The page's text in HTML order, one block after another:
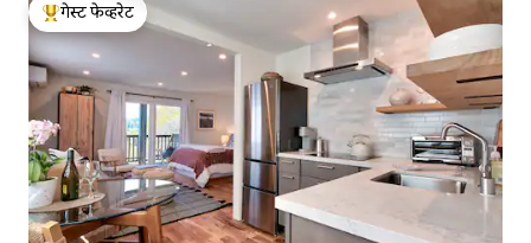
टॉप गेस्ट फेव्हरेट
गेस्ट फेव्हरेट